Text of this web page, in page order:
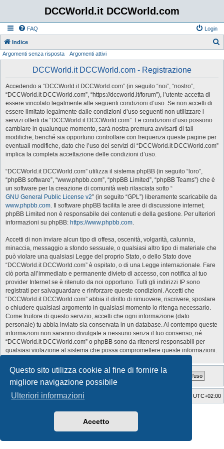
Questo sito utilizza cookie al fine di fornire la
migliore navigazione possibile
Ulteriori informazioni
Accetto
DCCWorld.it DCCWorld.com
FAQ Login
Indice
Argomenti senza risposta Argomenti attivi
DCCWorld.it DCCWorld.com - Registrazione
Accedendo a “DCCWorld.it DCCWorld.com” (in seguito “noi”, “nostro”,
“DCCWorld.it DCCWorld.com”, “https://dccworld.it/forum”), l’utente accetta di
essere vincolato legalmente alle seguenti condizioni d’uso. Se non accetti di
essere limitato legalmente dalle condizioni d’uso seguenti non utilizzare i
servizi offerti da “DCCWorld.it DCCWorld.com”. Le condizioni d’uso possono
cambiare in qualunque momento, sarà nostra premura avvisarti di tali
modifiche, benché sia opportuno controllare con frequenza queste pagine per
eventuali modifiche, dato che l’uso dei servizi di “DCCWorld.it DCCWorld.com”
implica la completa accettazione delle condizioni d’uso.
“DCCWorld.it DCCWorld.com” utilizza il sistema phpBB (in seguito “loro”,
“phpBB software”, “www.phpbb.com”, “phpBB Limited”, “phpBB Teams”) che è
un software per la creazione di comunità web rilasciata sotto “
GNU General Public License v2” (in seguito “GPL”) liberamente scaricabile da
www.phpbb.com. Il software phpBB facilita le aree di discussione internet;
phpBB Limited non è responsabile dei contenuti e della gestione. Per ulteriori
informazioni su phpBB: https://www.phpbb.com.
Accetti di non inviare alcun tipo di offesa, oscenità, volgarità, calunnia,
minaccia, messaggio a sfondo sessuale, o qualsiasi altro tipo di materiale che
può violare una qualsiasi Legge del proprio Stato, o dello Stato dove
“DCCWorld.it DCCWorld.com” è ospitato, o di una Legge internazionale. Fare
ciò porta all’immediato e permanente divieto di accesso, con notifica al tuo
provider Internet se è ritenuto da noi opportuno. Tutti gli indirizzi IP sono
registrati per salvaguardare e rinforzare queste condizioni. Accetti che
“DCCWorld.it DCCWorld.com” abbia il diritto di rimuovere, riscrivere, spostare
o chiudere qualsiasi argomento in qualsiasi momento lo ritenga necessario.
Come fruitore di questo servizio, accetti che ogni informazione (dato
personale) tu abbia inviato sia conservata in un database. Al contempo queste
informazioni non saranno divulgate a nessuno senza il tuo consenso, né
“DCCWorld.it DCCWorld.com” o phpBB sono da ritenersi responsabili per
qualsiasi violazione al sistema che possa compromettere queste informazioni.
Indice UTC+02:00
Style Developer by ©GTA game
phpBB